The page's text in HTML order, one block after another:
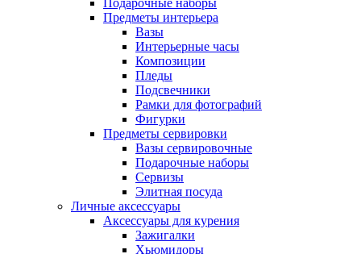
Подарочные наборы
Предметы интерьера
Вазы
Интерьерные часы
Композиции
Пледы
Подсвечники
Рамки для фотографий
Фигурки
Предметы сервировки
Вазы сервировочные
Подарочные наборы
Сервизы
Элитная посуда
Личные аксессуары
Аксессуары для курения
Зажигалки
Хьюмидоры